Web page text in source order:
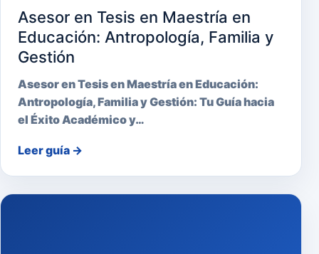
Asesor en Tesis en Maestría en
Educación: Antropología, Familia y
Gestión
Asesor en Tesis en Maestría en Educación:
Antropología, Familia y Gestión: Tu Guía hacia
el Éxito Académico y…
Leer guía →